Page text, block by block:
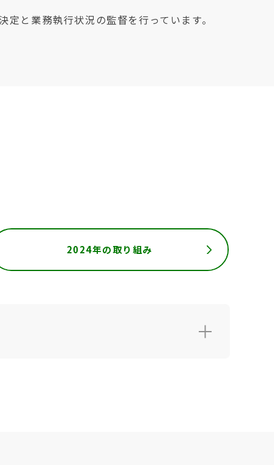
と業務執行状況の監督を行っています。
2024年の取り組み